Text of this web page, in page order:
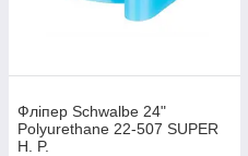
Фліпер Schwalbe 24"
Polyurethane 22-507 SUPER
H. P.